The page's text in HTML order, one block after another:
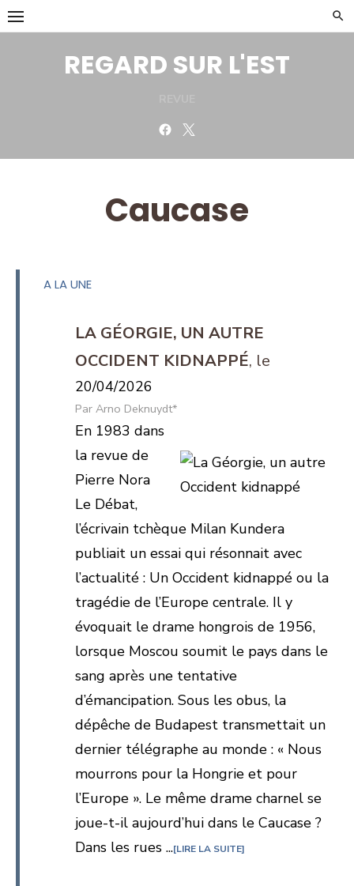
Skip
to
REGARD SUR L'EST
Facebook
Caucase
A LA UNE
LA GÉORGIE, UN AUTRE
OCCIDENT KIDNAPPÉ
20/04/2026
Arno Deknuydt*
En 1983 dans
la revue de
Pierre Nora
Le Débat,
l’écrivain tchèque Milan Kundera
publiait un essai qui résonnait avec
l’actualité : Un Occident kidnappé ou la
tragédie de l’Europe centrale. Il y
évoquait le drame hongrois de 1956,
lorsque Moscou soumit le pays dans le
sang après une tentative
d’émancipation. Sous les obus, la
dépêche de Budapest transmettait un
dernier télégraphe au monde : « Nous
mourrons pour la Hongrie et pour
l’Europe ». Le même drame charnel se
joue-t-il aujourd’hui dans le Caucase ?
Dans les rues ... LIRE LA SUITE